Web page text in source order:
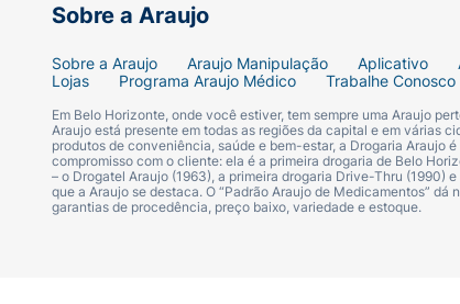
Marca:Mió (Exclusividade Drogaria
Produto:Doce de coco.
Tipo:Cocada Preta.
Alertas Nutricionais:Alto em açúcar
Peso Líquido:25g.
Sobre a Araujo
Sobre a Araujo Araujo Manipulação Aplicativo
Lojas
Programa Araujo Médico Trabalhe Conosco
Em Belo Horizonte, onde você estiver, tem sempre uma Araujo
Araujo está presente em todas as regiões da capital e em várias
produtos de conveniência, saúde e bem-estar, a Drogaria Araujo
compromisso com o cliente: ela é a primeira drogaria de Belo
– o Drogatel Araujo (1963), a primeira drogaria Drive-Thru (1990)
que a Araujo se destaca. O “Padrão Araujo de Medicamentos”
garantias de procedência, preço baixo, variedade e estoque.